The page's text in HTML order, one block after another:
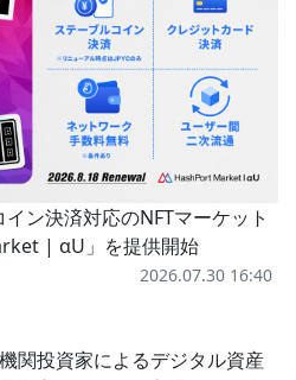
ン決済対応のNFTマーケット
| αU」を提供開始
2026.07.30 16:40
関投資家によるデジタル資産